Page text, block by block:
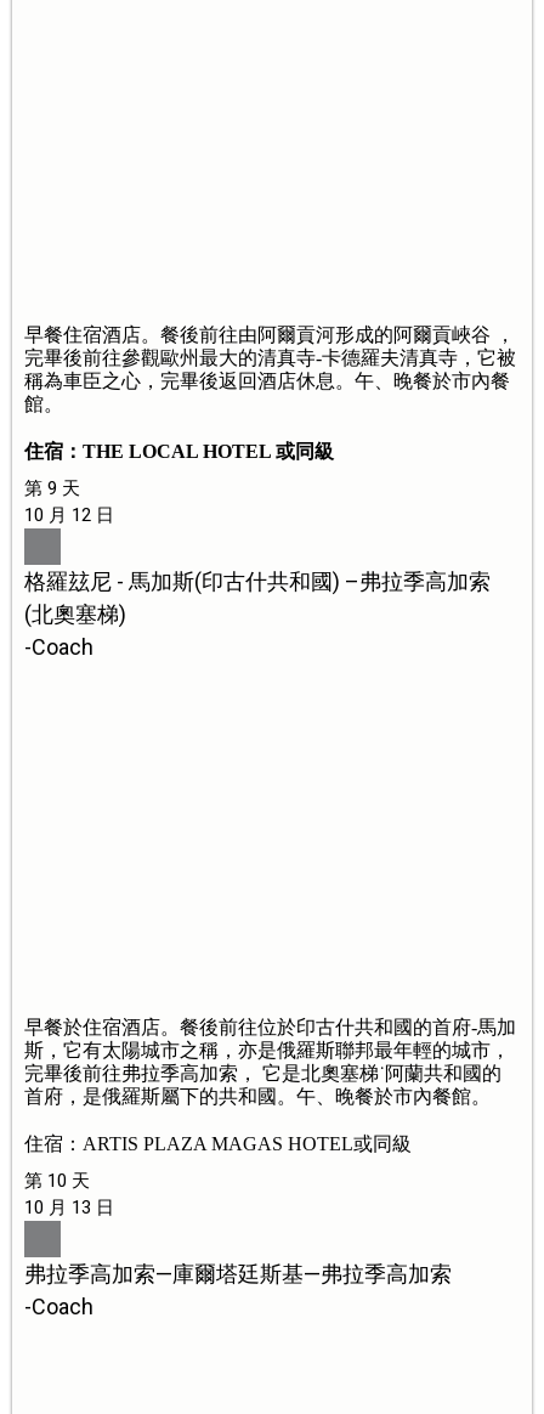
早餐住宿酒店。餐後前往由阿爾貢河形成的阿爾貢峽谷 ，
完畢後前往參觀歐州最大的清真寺-卡德羅夫清真寺，它被
稱為車臣之心，完畢後返回酒店休息。午、晚餐於市內餐
館。
住宿：THE LOCAL HOTEL 或同級
第 9 天
10 月 12 日
格羅玆尼 - 馬加斯(印古什共和國) –弗拉季高加索
(北奧塞梯)
-Coach
早餐於住宿酒店。餐後前往位於印古什共和國的首府-馬加
斯，它有太陽城市之稱，亦是俄羅斯聯邦最年輕的城市，
完畢後前往弗拉季高加索， 它是北奧塞梯˙阿蘭共和國的
首府，是俄羅斯屬下的共和國。午、晚餐於市內餐館。
住宿：ARTIS PLAZA MAGAS HOTEL或同級
第 10 天
10 月 13 日
弗拉季高加索—庫爾塔廷斯基—弗拉季高加索
-Coach